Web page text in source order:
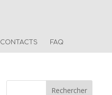
CONTACTS FAQ